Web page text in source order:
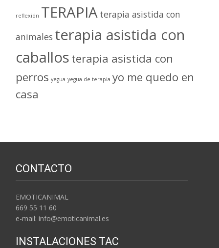
reflexión TERAPIA terapia asistida con
animales terapia asistida con
caballosterapia asistida con
perros yegua yegua de terapia yo me quedo en
casa
CONTACTO
EMOTICANIMAL
669 55 11 60
e-mail: info@emoticanimal.es
INSTALACIONES TAC